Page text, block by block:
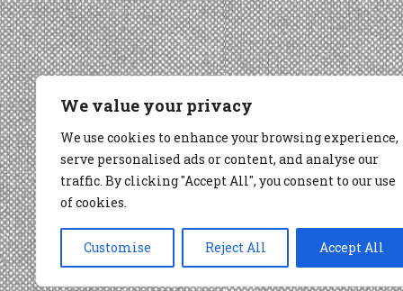
We value your privacy
We use cookies to enhance your browsing experience,
serve personalised ads or content, and analyse our
traffic. By clicking "Accept All", you consent to our use
of cookies.
Customise Reject All Accept All